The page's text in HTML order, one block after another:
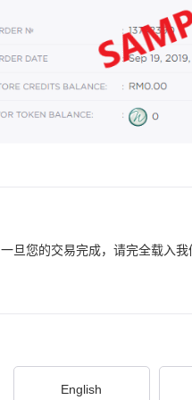
一旦您的交易完成，请完全载入
English